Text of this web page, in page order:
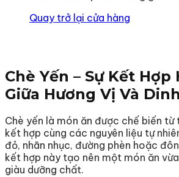
Quay trở lại cửa hàng
Chè Yến – Sự Kết Hợp
Giữa Hương Vị Và
Chè yến là món ăn được chế biến từ
kết hợp cùng các nguyên liệu tự
đỏ, nhãn nhục, đường phèn hoặc
kết hợp này tạo nên một món ăn
giàu dưỡng chất.